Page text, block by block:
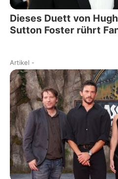
Dieses Duett von
Sutton Foster rührt
Artikel -